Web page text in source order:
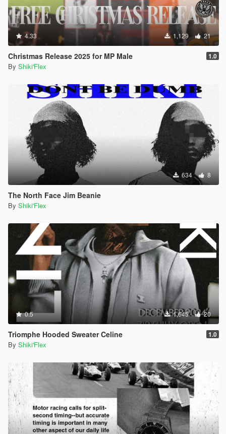
4.33 1,129 21
Christmas Release 2025 for MP Male 1.0
By Shiki'Flex
634 8
The North Face Jim Beanie
By Shiki'Flex
0.5 1,645 20
Triomphe Hooded Sweater Celine 1.0
By Shiki'Flex